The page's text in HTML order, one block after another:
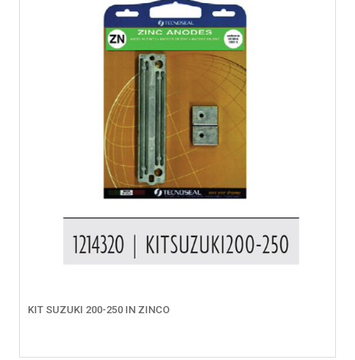
KIT SUZUKI 200-250 IN ZINCO